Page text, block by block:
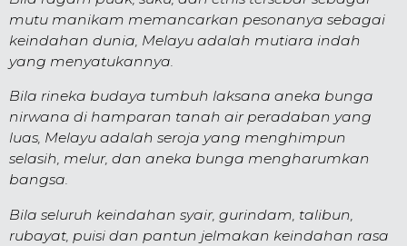
mutu manikam memancarkan pesonanya sebagai
keindahan dunia, Melayu adalah mutiara indah
yang menyatukannya.
Bila rineka budaya tumbuh laksana aneka bunga
nirwana di hamparan tanah air peradaban yang
luas, Melayu adalah seroja yang menghimpun
selasih, melur, dan aneka bunga mengharumkan
bangsa.
Bila seluruh keindahan syair, gurindam, talibun,
rubayat, puisi dan pantun jelmakan keindahan rasa